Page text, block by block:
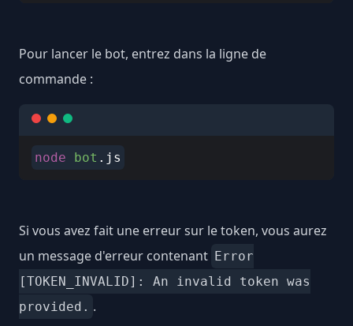
Pour lancer le bot, entrez dans la ligne de
commande :
node bot
Si vous avez fait une erreur sur le token, vous aurez
un message d'erreur contenant Error
[TOKEN_INVALID]: An invalid token was
provided. .